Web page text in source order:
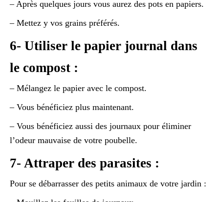
– Après quelques jours vous aurez des pots en papiers.
– Mettez y vos grains préférés.
6- Utiliser le papier journal dans
le compost :
– Mélangez le papier avec le compost.
– Vous bénéficiez plus maintenant.
– Vous bénéficiez aussi des journaux pour éliminer
l’odeur mauvaise de votre poubelle.
7- Attraper des parasites :
Pour se débarrasser des petits animaux de votre jardin :